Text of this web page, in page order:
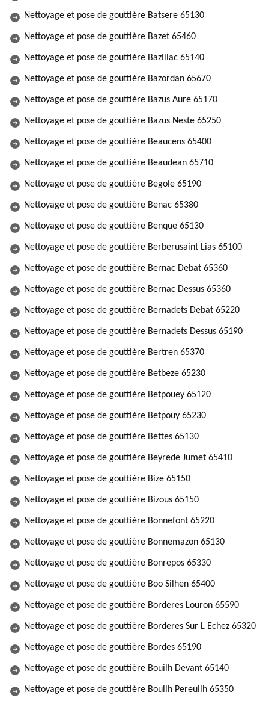
Nettoyage et pose de gouttière Batsere 65130
Nettoyage et pose de gouttière Bazet 65460
Nettoyage et pose de gouttière Bazillac 65140
Nettoyage et pose de gouttière Bazordan 65670
Nettoyage et pose de gouttière Bazus Aure 65170
Nettoyage et pose de gouttière Bazus Neste 65250
Nettoyage et pose de gouttière Beaucens 65400
Nettoyage et pose de gouttière Beaudean 65710
Nettoyage et pose de gouttière Begole 65190
Nettoyage et pose de gouttière Benac 65380
Nettoyage et pose de gouttière Benque 65130
Nettoyage et pose de gouttière Berberusaint Lias 65100
Nettoyage et pose de gouttière Bernac Debat 65360
Nettoyage et pose de gouttière Bernac Dessus 65360
Nettoyage et pose de gouttière Bernadets Debat 65220
Nettoyage et pose de gouttière Bernadets Dessus 65190
Nettoyage et pose de gouttière Bertren 65370
Nettoyage et pose de gouttière Betbeze 65230
Nettoyage et pose de gouttière Betpouey 65120
Nettoyage et pose de gouttière Betpouy 65230
Nettoyage et pose de gouttière Bettes 65130
Nettoyage et pose de gouttière Beyrede Jumet 65410
Nettoyage et pose de gouttière Bize 65150
Nettoyage et pose de gouttière Bizous 65150
Nettoyage et pose de gouttière Bonnefont 65220
Nettoyage et pose de gouttière Bonnemazon 65130
Nettoyage et pose de gouttière Bonrepos 65330
Nettoyage et pose de gouttière Boo Silhen 65400
Nettoyage et pose de gouttière Borderes Louron 65590
Nettoyage et pose de gouttière Borderes Sur L Echez 65320
Nettoyage et pose de gouttière Bordes 65190
Nettoyage et pose de gouttière Bouilh Devant 65140
Nettoyage et pose de gouttière Bouilh Pereuilh 65350